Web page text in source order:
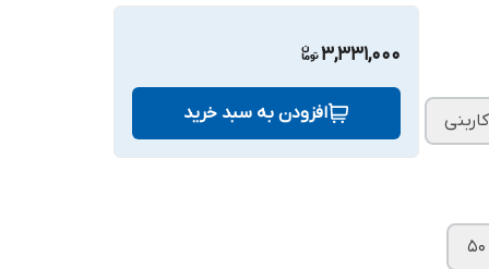
۵۰
3,331,000
افزودن به سبد خرید